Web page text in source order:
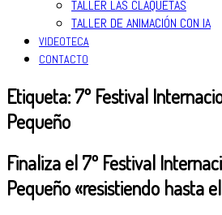
TALLER LAS CLAQUETAS
TALLER DE ANIMACIÓN CON IA
VIDEOTECA
CONTACTO
Etiqueta:7º Festival
Pequeño
Finaliza el 7º Festival
Pequeño «resistiendo hasta